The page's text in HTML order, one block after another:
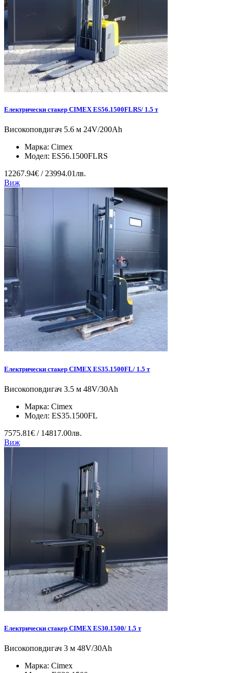
Електрически стакер CIMEX ES56.1500FLRS/ 1.5 т
Високоповдигач 5.6 м 24V/200Ah
Марка: Cimex
Модел: ES56.1500FLRS
12267.94€ / 23994.01лв.
Виж
Електрически стакер CIMEX ES35.1500FL/ 1.5 т
Високоповдигач 3.5 м 48V/30Ah
Марка: Cimex
Модел: ES35.1500FL
7575.81€ / 14817.00лв.
Виж
Електрически стакер CIMEX ES30.1500/ 1.5 т
Високоповдигач 3 м 48V/30Ah
Марка: Cimex